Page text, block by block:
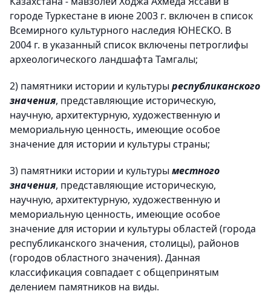
городе Туркестане в июне 2003 г. включен в список
Всемирного культурного наследия ЮНЕСКО. В
2004 г. в указанный список включены петроглифы
археологического ландшафта Тамгалы;
2) памятники истории и культуры республиканского
значения, представляющие историческую,
научную, архитектурную, художественную и
мемориальную ценность, имеющие особое
значение для истории и культуры страны;
3) памятники истории и культуры местного
значения, представляющие историческую,
научную, архитектурную, художественную и
мемориальную ценность, имеющие особое
значение для истории и культуры областей (города
республиканского значения, столицы), районов
(городов областного значения). Данная
классификация совпадает с общепринятым
делением памятников на виды.